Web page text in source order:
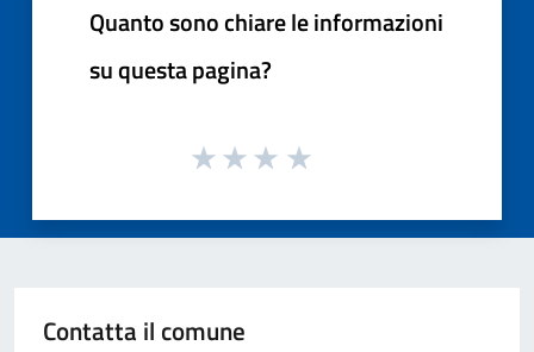
Quanto sono chiare le informazioni
su questa pagina?
Contatta il comune